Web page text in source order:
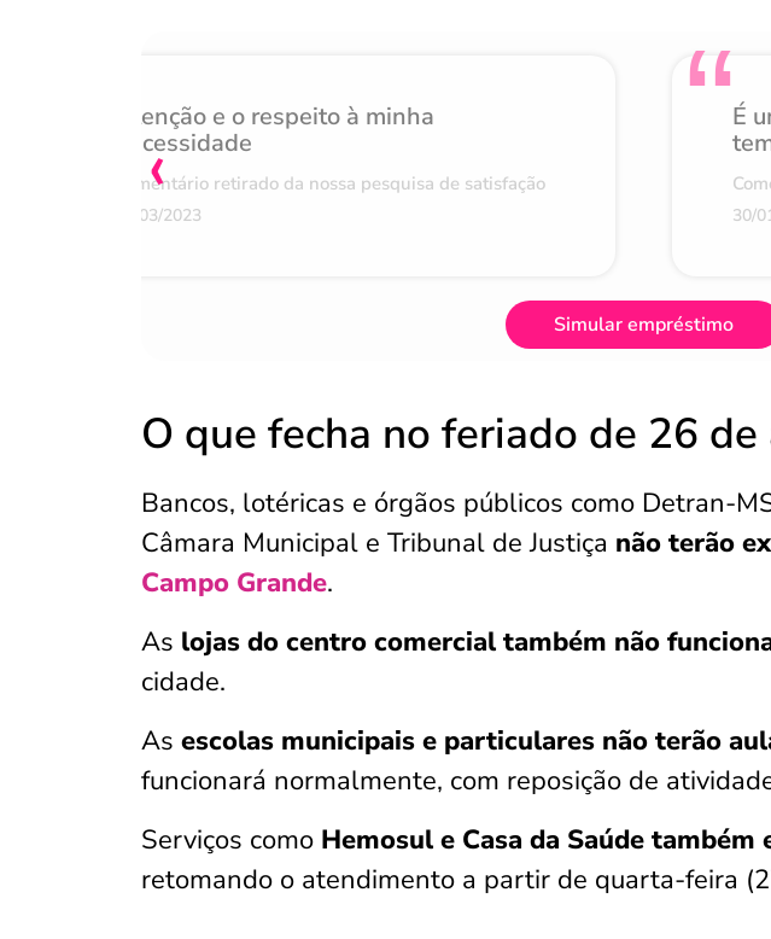
Atenção e o respeito à minha
necessidade
Comentário retirado da nossa pesquisa de satisfação
07/03/2023
É
30/
‹
Simular empréstimo
O que fecha no feriado de 26
Bancos, lotéricas e órgãos públicos como Detran-
Câmara Municipal e Tribunal de Justiça não terão
Campo Grande.
As lojas do centro comercial também não
cidade.
As escolas municipais e particulares não terão
funcionará normalmente, com reposição de
Serviços como Hemosul e Casa da Saúde
retomando o atendimento a partir de quarta-feira